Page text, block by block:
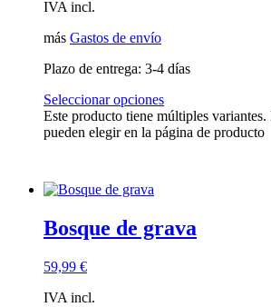
IVA incl.
más Gastos de envío
Plazo de entrega: 3-4 días
Seleccionar opciones
Este producto tiene múltiples variantes.
pueden elegir en la página de producto
Bosque de grava
59,99 €
IVA incl.